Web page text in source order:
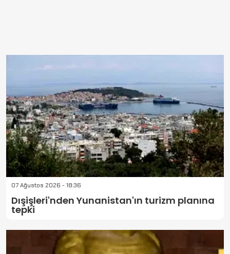
07 Ağustos 2026 - 18:36
Dışişleri'nden Yunanistan'ın turizm planına
tepki